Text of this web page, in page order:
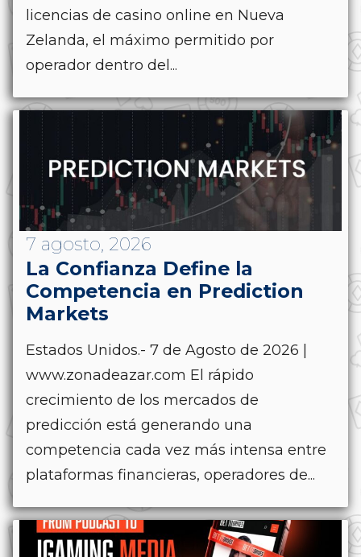
licencias de casino online en Nueva
Zelanda, el máximo permitido por
operador dentro del...
7 agosto, 2026
La Confianza Define la
Competencia en Prediction
Markets
Estados Unidos.- 7 de Agosto de 2026 |
www.zonadeazar.com El rápido
crecimiento de los mercados de
predicción está generando una
competencia cada vez más intensa entre
plataformas financieras, operadores de...